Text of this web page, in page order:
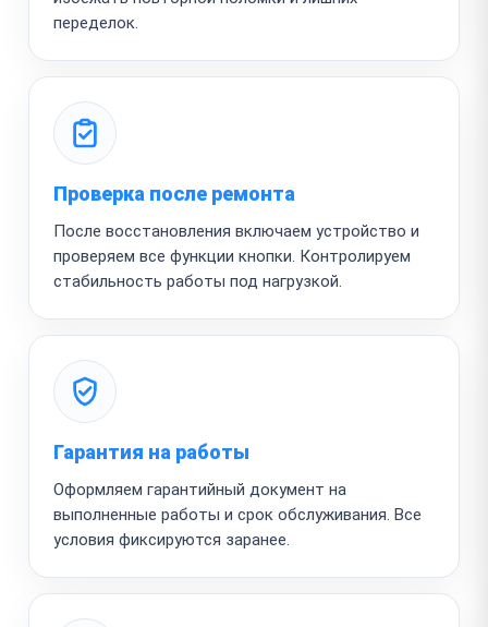
переделок.
Проверка после ремонта
После восстановления включаем устройство и
проверяем все функции кнопки. Контролируем
стабильность работы под нагрузкой.
Гарантия на работы
Оформляем гарантийный документ на
выполненные работы и срок обслуживания. Все
условия фиксируются заранее.